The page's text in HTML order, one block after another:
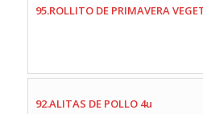
95.ROLLITO DE PRIMAVERA
92.ALITAS DE POLLO 4u